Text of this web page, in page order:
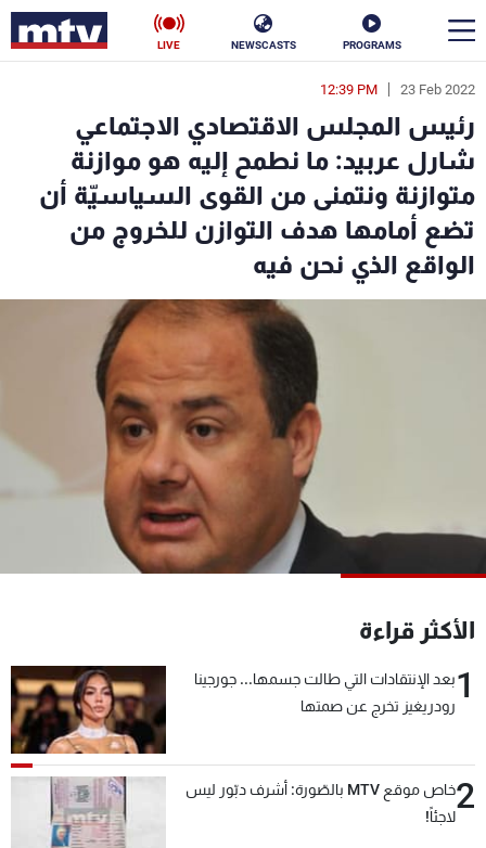
PROGRAMS
NEWSCASTS
LIVE
23 Feb 2022
12:39 PM
رئيس المجلس الاقتصادي الاجتماعي
شارل عربيد: ما نطمح إليه هو موازنة
متوازنة ونتمنى من القوى السياسيّة أن
تضع أمامها هدف التوازن للخروج من
الواقع الذي نحن فيه
الأكثر قراءة
1بعد الإنتقادات التي طالت جسمها... جورجينا
رودريغيز تخرج عن صمتها
2
خاص موقع MTV بالصّورة: أشرف دبّور ليس
لاجئاً!
en
الأخبار
سياسة ناس
إقتصاد فن
منوعات رياضة
الترددات
الإنـتـاج
سياسة الخصوصية